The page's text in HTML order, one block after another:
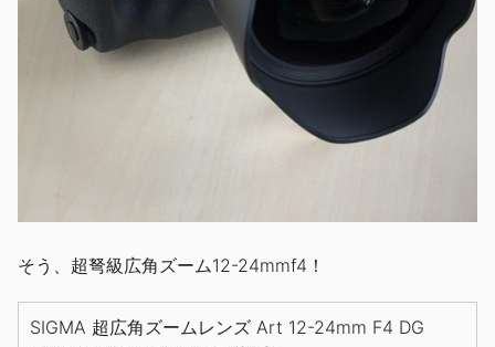
そう、超弩級広角ズーム12-24mmf4！
SIGMA 超広角ズームレンズ Art 12-24mm F4 DG